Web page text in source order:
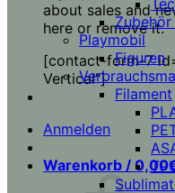
about sales and
here or remove it.
[contact-form-7
Vertical"]
Anmelden
Warenkorb / 0,00
Playmobil
Figuren
Filament